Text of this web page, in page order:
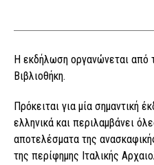
Η εκδήλωση οργανώνεται από
Βιβλιοθήκη.
Πρόκειται για μία σημαντική
ελληνικά και περιλαμβάνει
αποτελέσματα της
της περίφημης Ιταλικής